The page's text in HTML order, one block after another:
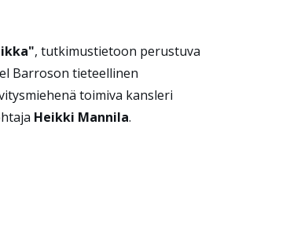
, tutkimustietoon perustuva
Barroson tieteellinen
toimiva kansleri
Heikki Mannila.